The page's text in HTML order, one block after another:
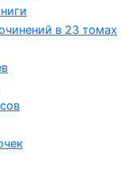
в 23 томах